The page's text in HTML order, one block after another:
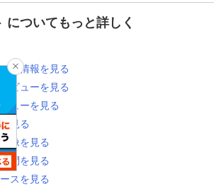
についてもっと詳しく
の情報を見る
ビューを見る
ューを見る
見る
像を見る
問を見る
スを見る